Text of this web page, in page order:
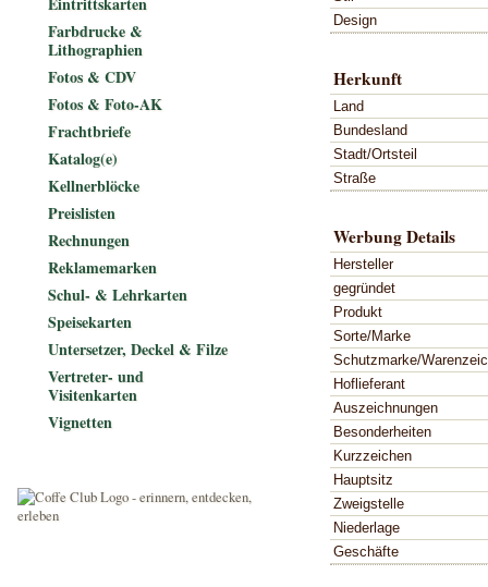
Design
Herkunft
Land
Bundesland
Stadt/Ortsteil
Straße
Werbung Details
Hersteller
gegründet
Produkt
Sorte/Marke
Schutzmarke/
Hoflieferant
Auszeichnungen
Besonderheiten
Kurzzeichen
Hauptsitz
Zweigstelle
Niederlage
Geschäfte
Farbdrucke &
Lithographien
Fotos & CDV
Fotos & Foto-AK
Frachtbriefe
Katalog(e)
Kellnerblöcke
Preislisten
Rechnungen
Reklamemarken
Schul- & Lehrkarten
Speisekarten
Untersetzer, Deckel & Filze
Vertreter- und
Visitenkarten
Vignetten